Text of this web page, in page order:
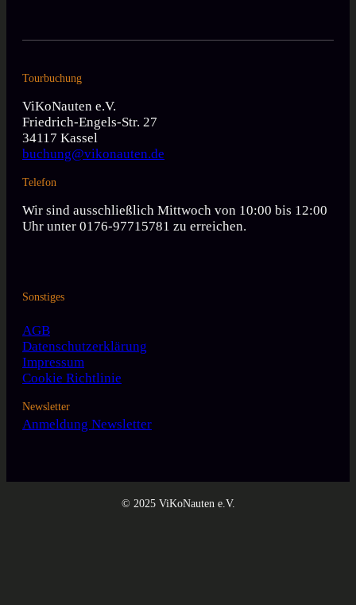
Tourbuchung
ViKoNauten e.V.
Friedrich-Engels-Str. 27
34117 Kassel
buchung@vikonauten.de
Telefon
Wir sind ausschließlich Mittwoch von 10:00 bis 12:00
Uhr unter 0176-97715781 zu erreichen.
Sonstiges
AGB
Datenschutzerklärung
Impressum
Cookie Richtlinie
Newsletter
Anmeldung Newsletter
© 2025 ViKoNauten e.V.